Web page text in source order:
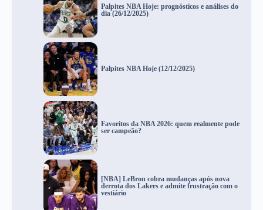
Palpites NBA Hoje: prognósticos e análises do
dia (26/12/2025)
Palpites NBA Hoje (12/12/2025)
Favoritos da NBA 2026: quem realmente pode
ser campeão?
[NBA] LeBron cobra mudanças após nova
derrota dos Lakers e admite frustração com o
vestiário